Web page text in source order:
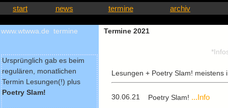
start news termine archiv
www.wtwwa.de termine
Ursprünglich gab es beim
regulären, monatlichen
Termin Lesungen(!) plus
Poetry Slam!
Termine 2021
Lesungen + Poetry Slam! meistens
30.06.21 Poetry Slam! ...Info